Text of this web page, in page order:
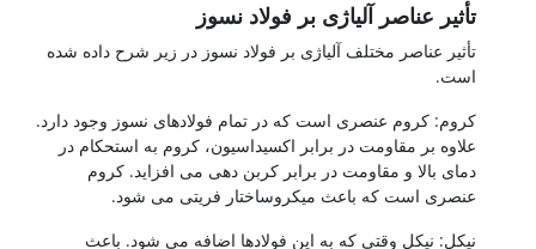
تأثیر عناصر آلیاژی بر فولاد نسوز
تأثیر عناصر مختلف آلیاژی بر فولاد نسوز در زیر شرح داده شده
است.
کروم: کروم عنصری است که در تمام فولادهای نسوز وجود دارد.
علاوه بر مقاومت در برابر اکسیداسیون، کروم به استحکام در
دمای بالا و مقاومت در برابر کربن دهی می افزاید. کروم
عنصری است که باعث میکروساختار فریتی می شود.
نیکل: نیکل وقتی که به این فولادها اضافه می شود. باعث